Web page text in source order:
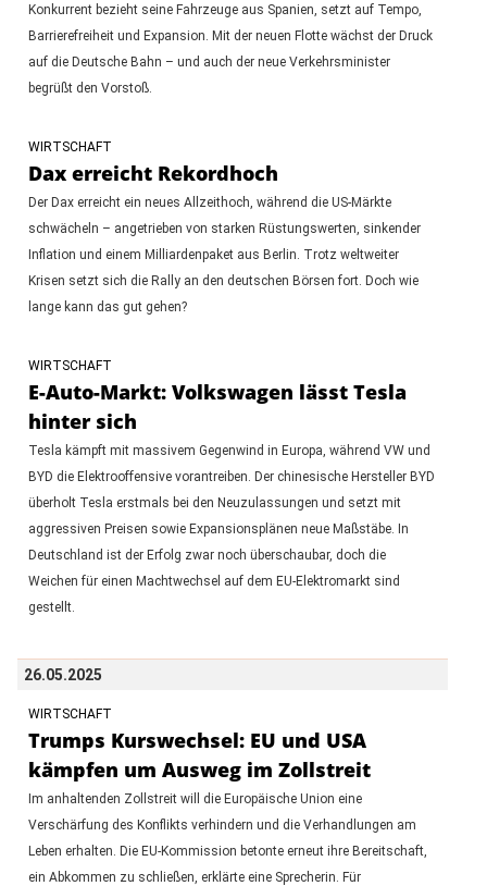
Konkurrent bezieht seine Fahrzeuge aus Spanien, setzt auf Tempo,
Barrierefreiheit und Expansion. Mit der neuen Flotte wächst der Druck
auf die Deutsche Bahn – und auch der neue Verkehrsminister
begrüßt den Vorstoß.
WIRTSCHAFT
Dax erreicht Rekordhoch
Der Dax erreicht ein neues Allzeithoch, während die US-Märkte
schwächeln – angetrieben von starken Rüstungswerten, sinkender
Inflation und einem Milliardenpaket aus Berlin. Trotz weltweiter
Krisen setzt sich die Rally an den deutschen Börsen fort. Doch wie
lange kann das gut gehen?
WIRTSCHAFT
E-Auto-Markt: Volkswagen lässt Tesla
hinter sich
Tesla kämpft mit massivem Gegenwind in Europa, während VW und
BYD die Elektrooffensive vorantreiben. Der chinesische Hersteller BYD
überholt Tesla erstmals bei den Neuzulassungen und setzt mit
aggressiven Preisen sowie Expansionsplänen neue Maßstäbe. In
Deutschland ist der Erfolg zwar noch überschaubar, doch die
Weichen für einen Machtwechsel auf dem EU-Elektromarkt sind
gestellt.
26.05.2025
WIRTSCHAFT
Trumps Kurswechsel: EU und USA
kämpfen um Ausweg im Zollstreit
Im anhaltenden Zollstreit will die Europäische Union eine
Verschärfung des Konflikts verhindern und die Verhandlungen am
Leben erhalten. Die EU-Kommission betonte erneut ihre Bereitschaft,
ein Abkommen zu schließen, erklärte eine Sprecherin. Für